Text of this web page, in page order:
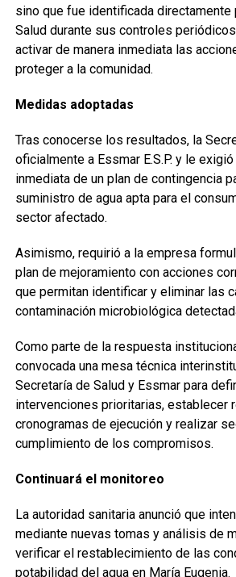
sino que fue identificada directamente
Salud durante sus controles
activar de manera inmediata las
proteger a la comunidad.
Medidas adoptadas
Tras conocerse los resultados, la
oficialmente a Essmar E.S.P. y le
inmediata de un plan de contingencia
suministro de agua apta para el
sector afectado.
Asimismo, requirió a la empresa
plan de mejoramiento con acciones
que permitan identificar y eliminar las
contaminación microbiológica
Como parte de la respuesta
convocada una mesa técnica
Secretaría de Salud y Essmar para
intervenciones prioritarias, establecer
cronogramas de ejecución y realizar
cumplimiento de los compromisos.
Continuará el monitoreo
La autoridad sanitaria anunció que
mediante nuevas tomas y análisis de
verificar el restablecimiento de las
potabilidad del agua en María Eugenia.